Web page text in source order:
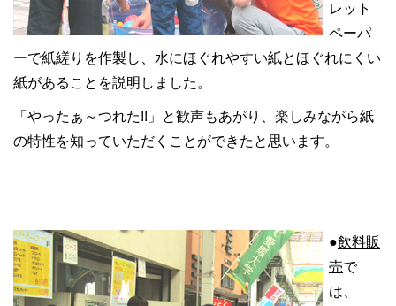
レット
ペーパ
ーで紙縒りを作製し、水にほぐれやすい紙とほぐれにくい
紙があることを説明しました。
「やったぁ～つれた!!」と歓声もあがり、楽しみながら紙
の特性を知っていただくことができたと思います。
●飲料販
売で
は、